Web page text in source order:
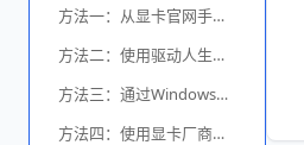
方法一：从显卡官网手动下载安装
方法二：使用驱动人生一键自动安装
方法三：通过Windows更新自动安装
方法四：使用显卡厂商专用工具